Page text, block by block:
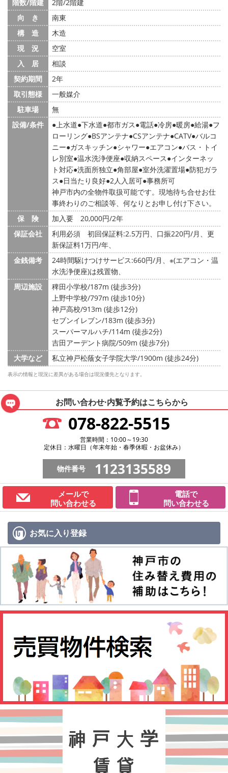
階数/階建
2階/2階建
向 き
南東
構 造
木造
現 況
空室
入 居
相談
契約期間
2年
取引態様
一般媒介
駐車場
無
設備/条件
上水道 下水道 都市ガス 電話 冷房 暖房 給湯 フ
ローリング BSアンテナ CSアンテナ CATV バルコ
ニー ガスキッチン シャワー エアコン バス・トイ
レ別室 温水洗浄便座 収納スペース インターネッ
ト対応 洗面所独立 角部屋 室外洗濯置場 防犯ガラ
ス
日当たり良好 2人入居可 事務所可
神戸市内の全物件取扱可能です。現地待ち合せお仕
事終わりのご相談等、何なりとお申し付け下さい。
保 険
加入要 20,000円/2年
保証会社
利用必須 初回保証料:2.5万円、口振220円/月、更
新保証料1万円/年、
金銭備考
24時間駆けつけサービス:660円/月、※(エアコン・温
水洗浄便座)は残置物、
周辺施設
稗田小学校/187m (徒歩3分)
上野中学校/797m (徒歩10分)
神戸高校/913m (徒歩12分)
セブンイレブン/183m (徒歩3分)
スーパーマルハチ/114m (徒歩2分)
吉田アーデント病院/509m (徒歩7分)
大学など
私立神戸松蔭女子学院大学/1900m (徒歩24分)
表示の情報と現況に差異がある場合は現況優先となります。
お問い合わせ·内覧予約はこちらから
078-822-5515
営業時間：10:00～19:30
定休日：水曜日（年末年始・春季休暇・お盆休み）
物件番号 1123135589
メールで
問い合わせる
電話で
問い合わせる
お気に入り登録